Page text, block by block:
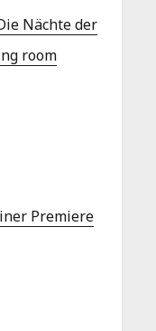
Nächte der
room
Premiere